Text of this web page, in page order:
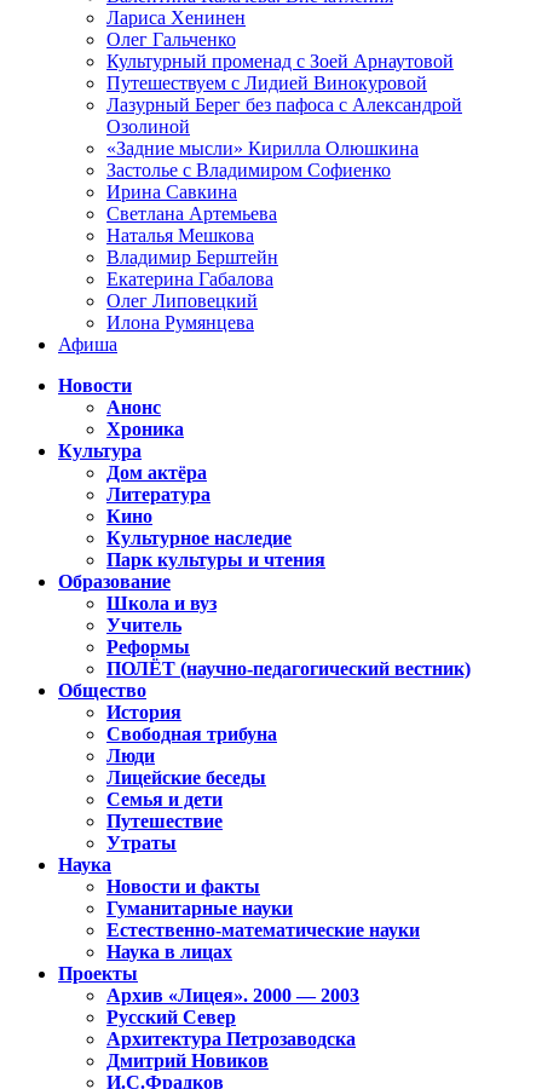
Лариса Хенинен
Олег Гальченко
Культурный променад с Зоей Арнаутовой
Путешествуем с Лидией Винокуровой
Лазурный Берег без пафоса с Александрой
Озолиной
«Задние мысли» Кирилла Олюшкина
Застолье с Владимиром Софиенко
Ирина Савкина
Светлана Артемьева
Наталья Мешкова
Владимир Берштейн
Екатерина Габалова
Олег Липовецкий
Илона Румянцева
Афиша
Новости
Анонс
Хроника
Культура
Дом актёра
Литература
Кино
Культурное наследие
Парк культуры и чтения
Образование
Школа и вуз
Учитель
Реформы
ПОЛЁТ (научно-педагогический вестник)
Общество
История
Свободная трибуна
Люди
Лицейские беседы
Семья и дети
Путешествие
Утраты
Наука
Новости и факты
Гуманитарные науки
Естественно-математические науки
Наука в лицах
Проекты
Архив «Лицея». 2000 — 2003
Русский Север
Архитектура Петрозаводска
Дмитрий Новиков
И.С.Фрадков